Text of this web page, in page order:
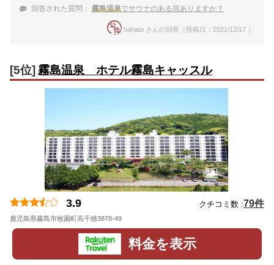
回答された質問： 霧島温泉でサウナのある宿ありますか？
hahata さんの回答（投稿日：2021/12/17 ）
[5位] 霧島温泉 ホテル霧島キャッスル
3.9 クチコミ数 :79件
鹿児島県霧島市牧園町高千穂3878-49
料金を表示